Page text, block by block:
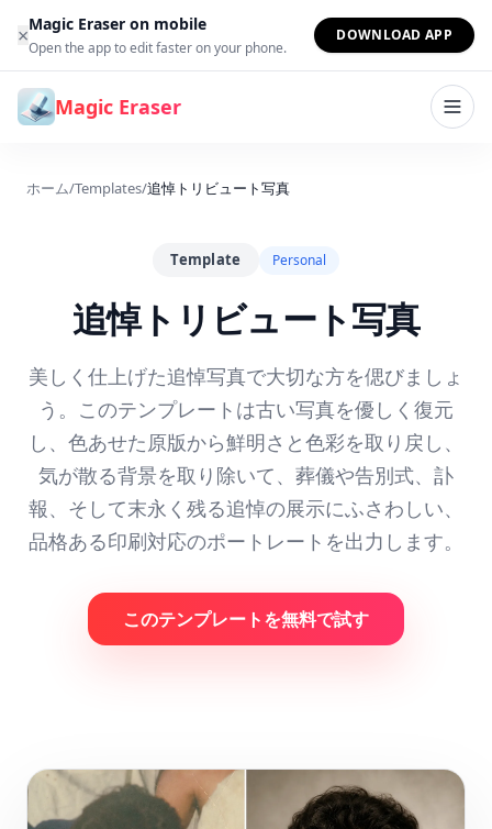
コンテンツへスキップ
×Magic Eraser on mobile
Open the app to edit faster on your phone.
DOWNLOAD APP
Magic Eraser
ホーム/Templates/追悼トリビュート写真
Template Personal
追悼トリビュート写真
美しく仕上げた追悼写真で大切な方を偲びましょ
う。このテンプレートは古い写真を優しく復元
し、色あせた原版から鮮明さと色彩を取り戻し、
気が散る背景を取り除いて、葬儀や告別式、訃
報、そして末永く残る追悼の展示にふさわしい、
品格ある印刷対応のポートレートを出力します。
このテンプレートを無料で試す